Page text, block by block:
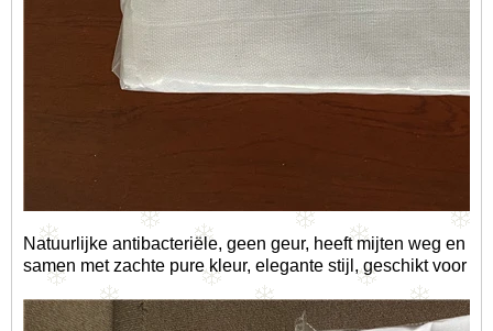
Natuurlijke antibacteriële, geen geur, heeft mijten weg en
samen met zachte pure kleur, elegante stijl, geschikt voor